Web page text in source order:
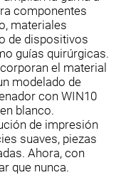
componentes
materiales
de dispositivos
guías quirúrgicas.
el material
modelado de
con WIN10
blanco.
de impresión
suaves, piezas
Ahora, con
que nunca.